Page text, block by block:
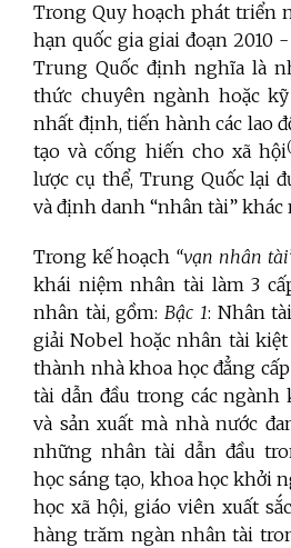
Trong Quy hoạch phát triển
hạn quốc gia giai đoạn 2010
Trung Quốc định nghĩa là
thức chuyên ngành hoặc
nhất định, tiến hành các lao
tạo và cống hiến cho xã hội
lược cụ thể, Trung Quốc lại
và định danh “nhân tài” khác
Trong kế hoạch “vạn nhân
khái niệm nhân tài làm 3
nhân tài, gồm:Bậc 1: Nhân
giải Nobel hoặc nhân tài
thành nhà khoa học đẳng cấp
tài dẫn đầu trong các
và sản xuất mà nhà nước
những nhân tài dẫn đầu
học sáng tạo, khoa học khởi
học xã hội, giáo viên xuất
hàng trăm ngàn nhân tài